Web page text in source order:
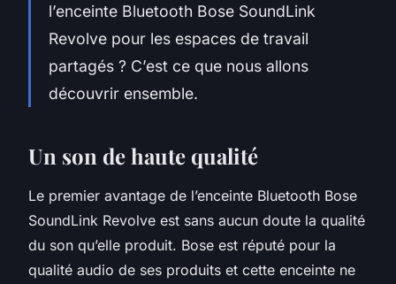
l’enceinte Bluetooth Bose SoundLink
Revolve pour les espaces de travail
partagés ? C’est ce que nous allons
découvrir ensemble.
Un son de haute qualité
Le premier avantage de l’enceinte Bluetooth Bose
SoundLink Revolve est sans aucun doute la qualité
du son qu’elle produit. Bose est réputé pour la
qualité audio de ses produits et cette enceinte ne